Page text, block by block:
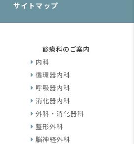
サイトマップ
診療科のご案内
内科
循環器内科
呼吸器内科
消化器内科
外科・消化器科
整形外科
脳神経外科